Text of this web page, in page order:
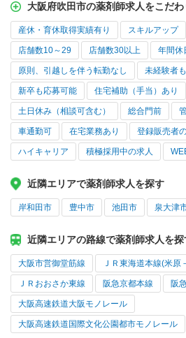
大阪府吹田市の薬剤師求人をこだ
産休・育休取得実績有り スキルアップ
店舗数10～29 店舗数30以上 年間休
原則、引越しを伴う転勤なし 未経験者
新卒も応募可能 住宅補助（手当）あり
土日休み（相談可含む） 総合門前
車通勤可 在宅業務あり 登録販売者
ハイキャリア 積極採用中の求人
近隣エリアで薬剤師求人を探す
岸和田市 豊中市 池田市 泉大津
近隣エリアの路線で薬剤師求人を探
大阪市営御堂筋線 ＪＲ東海道本線(米原
ＪＲおおさか東線 阪急京都本線 阪
大阪高速鉄道大阪モノレール
大阪高速鉄道国際文化公園都市モノレール